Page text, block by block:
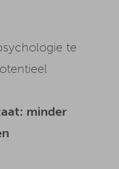
te
minder